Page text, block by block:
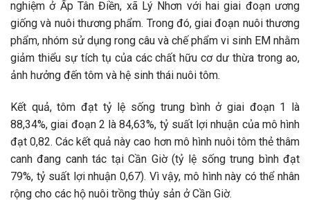
nghiệm ở Ấp Tân Điền, xã Lý Nhơn với hai giai đoạn ương
giống và nuôi thương phẩm. Trong đó, giai đoạn nuôi thương
phẩm, nhóm sử dụng rong câu và chế phẩm vi sinh EM nhằm
giảm thiểu sự tích tụ của các chất hữu cơ dư thừa trong ao,
ảnh hưởng đến tôm và hệ sinh thái nuôi tôm.
Kết quả, tôm đạt tỷ lệ sống trung bình ở giai đoạn 1 là
88,34%, giai đoạn 2 là 84,63%, tỷ suất lợi nhuận của mô hình
đạt 0,82. Các kết quả này cao hơn mô hình nuôi tôm thẻ thâm
canh đang canh tác tại Cần Giờ (tỷ lệ sống trung bình đạt
79%, tỷ suất lợi nhuận 0,67). Vì vậy, mô hình này có thể nhân
rộng cho các hộ nuôi trồng thủy sản ở Cần Giờ.